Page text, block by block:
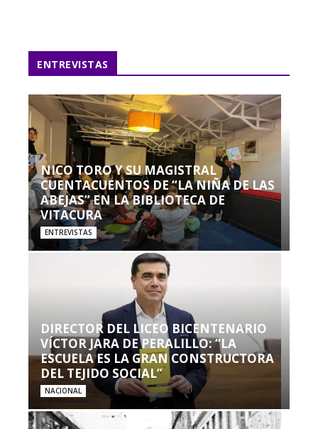
ENTREVISTAS
NICO TORO Y SU MAGISTRAL
CUENTACUENTOS DE “LA NIÑA DE LAS
ABEJAS” EN LA BIBLIOTECA DE
VITACURA
ENTREVISTAS
DIRECTOR DEL LICEO BICENTENARIO
VÍCTOR JARA DE PERALILLO: “LA
ESCUELA ES LA GRAN CONSTRUCTORA
DEL TEJIDO SOCIAL”
NACIONAL